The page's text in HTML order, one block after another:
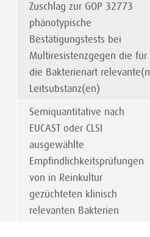
Zuschlag zur GOP 32773
phänotypische
Bestätigungstests bei
Multiresistenzgegen die für
die Bakterienart
Leitsubstanz(en)
Semiquantitative nach
EUCAST oder CLSI
ausgewählte
Empfindlichkeitsprüfungen
von in Reinkultur
gezüchteten klinisch
relevanten Bakterien